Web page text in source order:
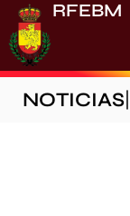
RFEBM
NOTICIAS